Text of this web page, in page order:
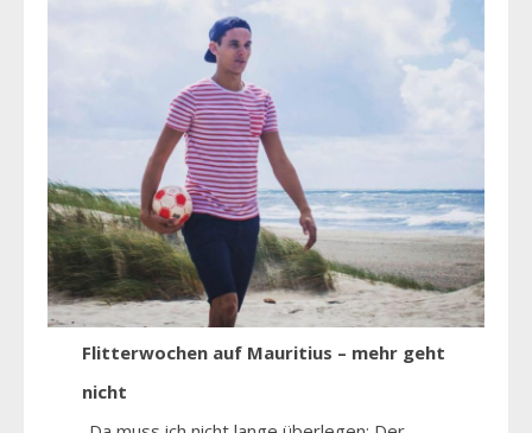
Flitterwochen auf Mauritius – mehr geht
nicht